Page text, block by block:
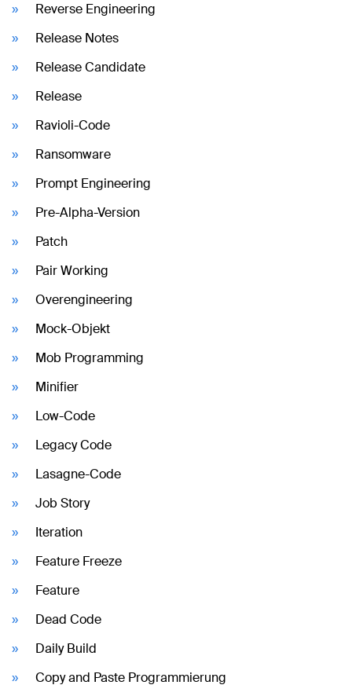
Reverse Engineering
Release Notes
Release Candidate
Release
Ravioli-Code
Ransomware
Prompt Engineering
Pre-Alpha-Version
Patch
Pair Working
Overengineering
Mock-Objekt
Mob Programming
Minifier
Low-Code
Legacy Code
Lasagne-Code
Job Story
Iteration
Feature Freeze
Feature
Dead Code
Daily Build
Copy and Paste Programmierung